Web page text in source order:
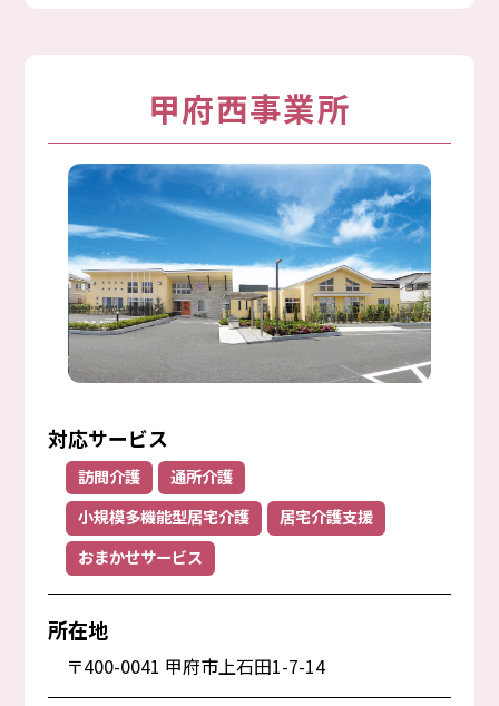
甲府西事業所
対応サービス
訪問介護
通所介護
小規模多機能型居宅介護
居宅介護支援
おまかせサービス
所在地
〒400-0041 甲府市上石田1-7-14